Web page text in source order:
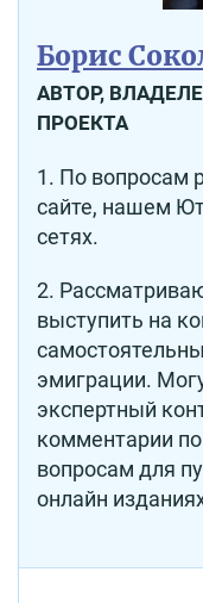
Борис
АВТОР,
ПРОЕКТА
1. По вопросам
сайте, нашем
сетях.
2.
выступить на
эмиграции.
экспертный
комментарии
вопросам для
онлайн